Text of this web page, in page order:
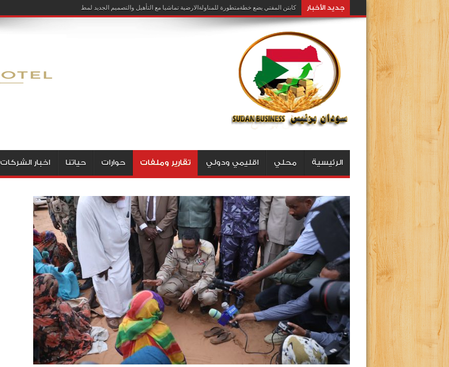
جديد اﻷخبار كابتن المفتي يضع خطةمتطورة للمناولةالارضية تماشيا مع التأهيل والتصميم الجديد لمطار الخرطوم
الرئيسية محلي اقليمي ودولي تقارير وملفات حوارات حياتنا اخبار الشركات